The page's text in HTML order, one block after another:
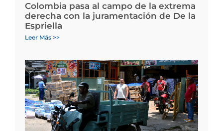
Colombia pasa al campo de la extrema
derecha con la juramentación de De la
Espriella
Leer Más >>